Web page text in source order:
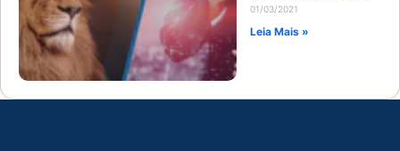
01/03/2021
Leia Mais »